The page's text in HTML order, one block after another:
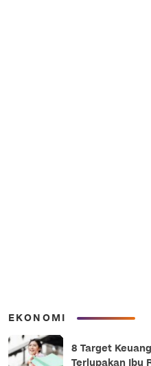
EKONOMI
8 Target
Terlupakan Ibu